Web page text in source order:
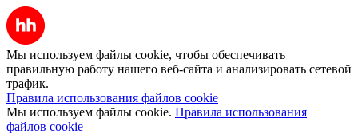
Мы используем файлы cookie, чтобы обеспечивать
правильную работу нашего веб-сайта и анализировать сетевой
трафик.
Правила использования файлов cookie
Мы используем файлы cookie. Правила использования
файлов cookie